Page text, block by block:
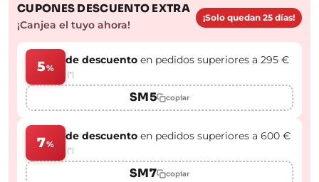
CUPONES DESCUENTO EXTRA
¡Canjea el tuyo ahora!
¡Solo quedan 25 días!
5%
de descuento en pedidos superiores a 295 €
(*)
SM5 copiar
7%
de descuento en pedidos superiores a 600 €
(*)
SM7 copiar